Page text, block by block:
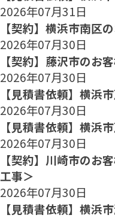
2026年07月31日
【契約】横浜市南区
2026年07月30日
【契約】藤沢市のお
2026年07月30日
【見積書依頼】横浜
2026年07月30日
【見積書依頼】横浜
2026年07月30日
【契約】川崎市のお
工事＞
2026年07月30日
【見積書依頼】横浜